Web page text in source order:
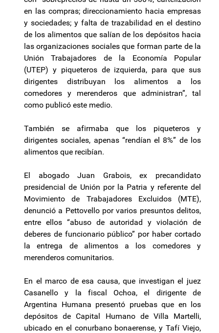
en las compras; direccionamiento hacia empresas
y sociedades; y falta de trazabilidad en el destino
de los alimentos que salían de los depósitos hacia
las organizaciones sociales que forman parte de la
Unión Trabajadores de la Economía Popular
(UTEP) y piqueteros de izquierda, para que sus
dirigentes distribuyan los alimentos a los
comedores y merenderos que administran”, tal
como publicó este medio.
También se afirmaba que los piqueteros y
dirigentes sociales, apenas “rendían el 8%” de los
alimentos que recibían.
El abogado Juan Grabois, ex precandidato
presidencial de Unión por la Patria y referente del
Movimiento de Trabajadores Excluidos (MTE),
denunció a Pettovello por varios presuntos delitos,
entre ellos “abuso de autoridad y violación de
deberes de funcionario público” por haber cortado
la entrega de alimentos a los comedores y
merenderos comunitarios.
En el marco de esa causa, que investigan el juez
Casanello y la fiscal Ochoa, el dirigente de
Argentina Humana presentó pruebas que en los
depósitos de Capital Humano de Villa Martelli,
ubicado en el conurbano bonaerense, y Tafí Viejo,